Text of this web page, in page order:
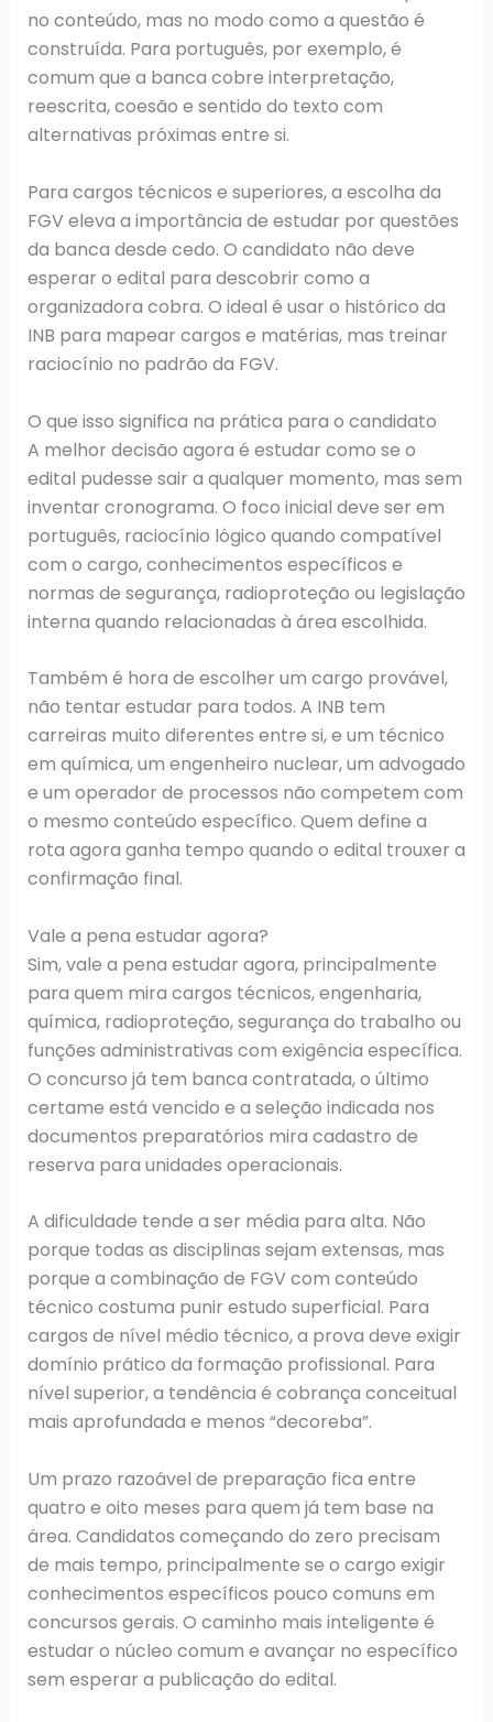
no conteúdo, mas no modo como a questão é
construída. Para português, por exemplo, é
comum que a banca cobre interpretação,
reescrita, coesão e sentido do texto com
alternativas próximas entre si.
Para cargos técnicos e superiores, a escolha da
FGV eleva a importância de estudar por questões
da banca desde cedo. O candidato não deve
esperar o edital para descobrir como a
organizadora cobra. O ideal é usar o histórico da
INB para mapear cargos e matérias, mas treinar
raciocínio no padrão da FGV.
O que isso significa na prática para o candidato
A melhor decisão agora é estudar como se o
edital pudesse sair a qualquer momento, mas sem
inventar cronograma. O foco inicial deve ser em
português, raciocínio lógico quando compatível
com o cargo, conhecimentos específicos e
normas de segurança, radioproteção ou legislação
interna quando relacionadas à área escolhida.
Também é hora de escolher um cargo provável,
não tentar estudar para todos. A INB tem
carreiras muito diferentes entre si, e um técnico
em química, um engenheiro nuclear, um advogado
e um operador de processos não competem com
o mesmo conteúdo específico. Quem define a
rota agora ganha tempo quando o edital trouxer a
confirmação final.
Vale a pena estudar agora?
Sim, vale a pena estudar agora, principalmente
para quem mira cargos técnicos, engenharia,
química, radioproteção, segurança do trabalho ou
funções administrativas com exigência específica.
O concurso já tem banca contratada, o último
certame está vencido e a seleção indicada nos
documentos preparatórios mira cadastro de
reserva para unidades operacionais.
A dificuldade tende a ser média para alta. Não
porque todas as disciplinas sejam extensas, mas
porque a combinação de FGV com conteúdo
técnico costuma punir estudo superficial. Para
cargos de nível médio técnico, a prova deve exigir
domínio prático da formação profissional. Para
nível superior, a tendência é cobrança conceitual
mais aprofundada e menos “decoreba”.
Um prazo razoável de preparação fica entre
quatro e oito meses para quem já tem base na
área. Candidatos começando do zero precisam
de mais tempo, principalmente se o cargo exigir
conhecimentos específicos pouco comuns em
concursos gerais. O caminho mais inteligente é
estudar o núcleo comum e avançar no específico
sem esperar a publicação do edital.